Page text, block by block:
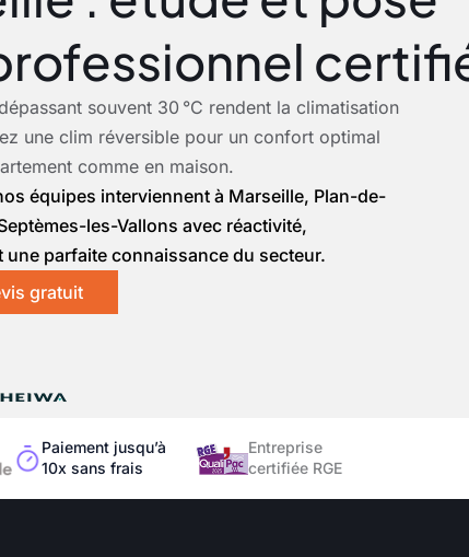
souvent 30 °C rendent la climatisation
une clim réversible pour un confort optimal
comme en maison.
équipes interviennent à Marseille, Plan-de-
les-Vallons avec réactivité,
parfaite connaissance du secteur.
gratuit
Paiement jusqu’à
10x sans frais
Entreprise
certifiée RGE